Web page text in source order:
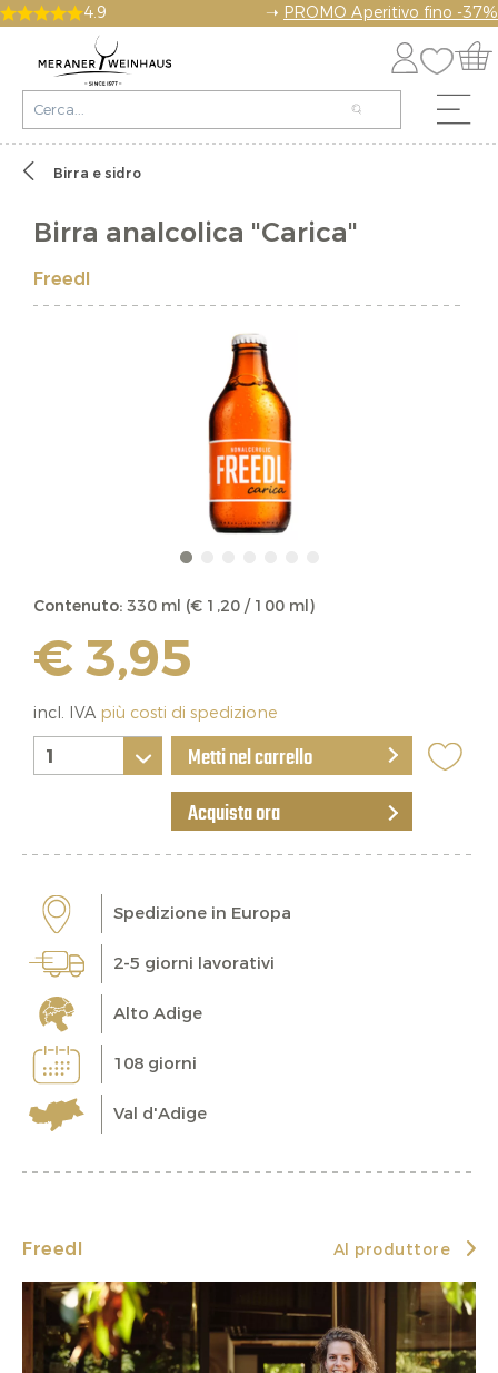
4.9 ➝ PROMO Aperitivo fino -37%
Birra e sidro
Birra analcolica "Carica"
Freedl
Contenuto: 330 ml (€ 1,20 / 100 ml)
€ 3,95
incl. IVA più costi di spedizione
Metti nel carrello
Acquista ora
Spedizione in Europa
2-5 giorni lavorativi
Alto Adige
108 giorni
Val d'Adige
Freedl Al produttore